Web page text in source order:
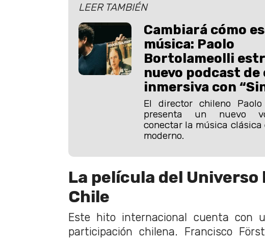
LEER TAMBIÉN
Cambiará cómo
música: Paolo
Bortolameolli
nuevo podcast de
inmersiva con
El director chileno Paolo
presenta un nuevo
conectar la música clásica
moderno.
La película del Universo
Chile
Este hito internacional cuenta con
participación chilena. Francisco